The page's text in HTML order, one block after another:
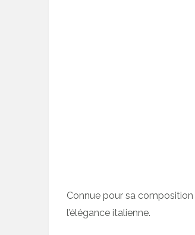
Connue pour sa
l’élégance italienne.